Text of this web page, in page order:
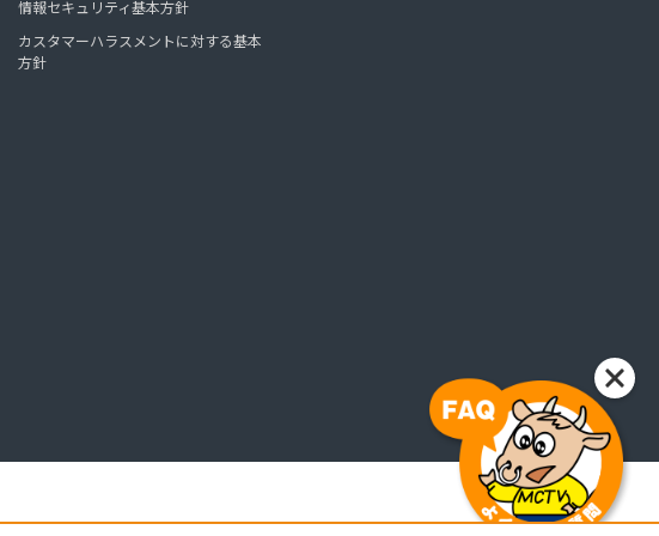
情報セキュリティ基本方針
カスタマーハラスメントに対する基本
方針